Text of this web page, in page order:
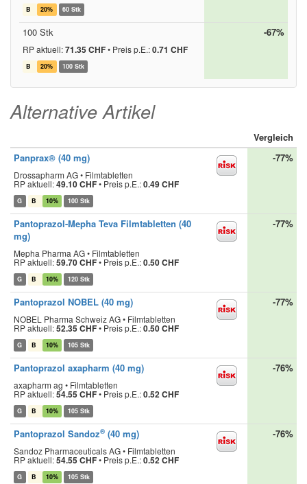
B 20% 60 Stk
100 Stk
RP aktuell:71.35 CHF• Preis p.E.:0.71 CHF
B 20% 100 Stk
-67%
Alternative Artikel
Vergleich
Panprax® (40 mg)
Drossapharm AG • Filmtabletten
RP aktuell:49.10 CHF• Preis p.E.:0.49 CHF
G B 10% 100 Stk
-77%
Pantoprazol-Mepha Teva Filmtabletten (40
mg)
Mepha Pharma AG • Filmtabletten
RP aktuell:59.70 CHF• Preis p.E.:0.50 CHF
G B 10% 120 Stk
-77%
Pantoprazol NOBEL (40 mg)
NOBEL Pharma Schweiz AG • Filmtabletten
RP aktuell:52.35 CHF• Preis p.E.:0.50 CHF
G B 10% 105 Stk
-77%
Pantoprazol axapharm (40 mg)
axapharm ag • Filmtabletten
RP aktuell:54.55 CHF• Preis p.E.:0.52 CHF
G B 10% 105 Stk
-76%
Pantoprazol Sandoz® (40 mg)
Sandoz Pharmaceuticals AG • Filmtabletten
RP aktuell:54.55 CHF• Preis p.E.:0.52 CHF
G B 10% 105 Stk
-76%